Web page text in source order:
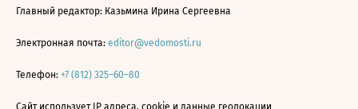
Главный редактор: Казьмина Ирина Сергеевна
Электронная почта: editor@vedomosti.ru
Телефон: +7 (812) 325–60–80
Сайт использует IP адреса, cookie и данные геолокации